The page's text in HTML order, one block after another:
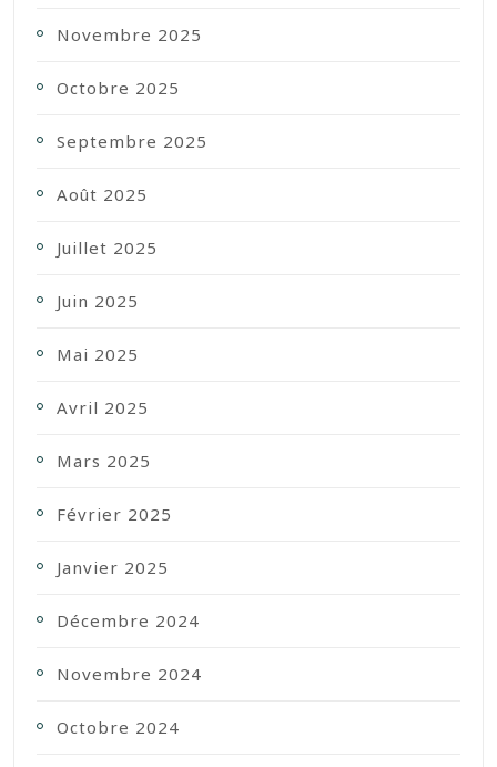
Novembre 2025
Octobre 2025
Septembre 2025
Août 2025
Juillet 2025
Juin 2025
Mai 2025
Avril 2025
Mars 2025
Février 2025
Janvier 2025
Décembre 2024
Novembre 2024
Octobre 2024